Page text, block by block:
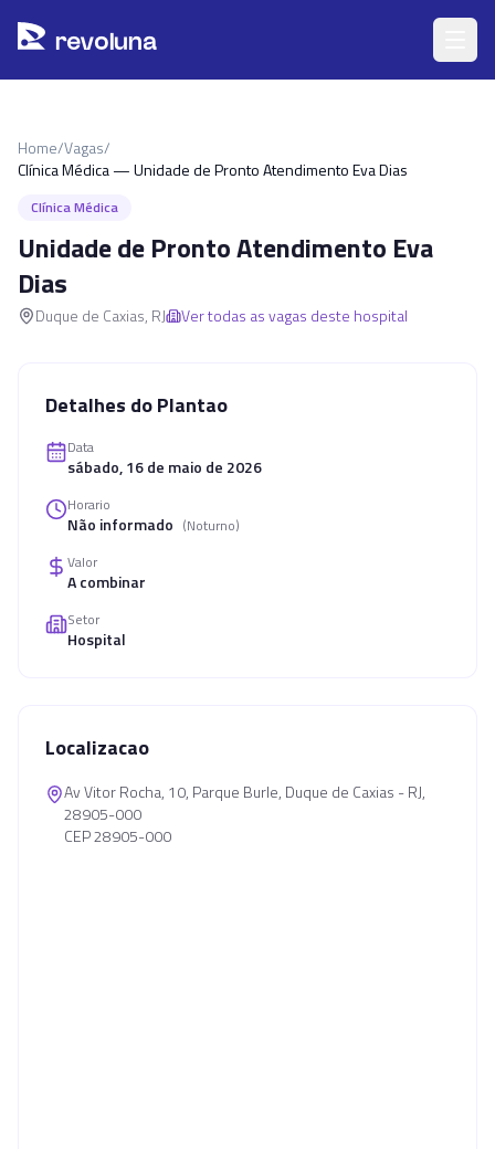
revoluna
Home/Vagas/
Clínica Médica — Unidade de Pronto Atendimento Eva Dias
Clínica Médica
Unidade de Pronto Atendimento Eva
Dias
Duque de Caxias, RJ Ver todas as vagas deste hospital
Detalhes do Plantao
Data
sábado, 16 de maio de 2026
Horario
Não informado (Noturno)
Valor
A combinar
Setor
Hospital
Localizacao
Av Vitor Rocha, 10, Parque Burle, Duque de Caxias - RJ,
28905-000
CEP 28905-000